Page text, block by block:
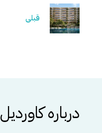
قبلی
درباره کاوردیل